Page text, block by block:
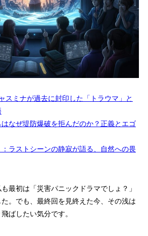
スミナが過去に封印した「トラウマ」と
なぜ堤防爆破を拒んだのか？正義とエゴ
：ラストシーンの静寂が語る、自然への畏
最初は「災害パニックドラマでしょ？」
。でも、最終回を見終えた今、その浅は
ばしたい気分です。